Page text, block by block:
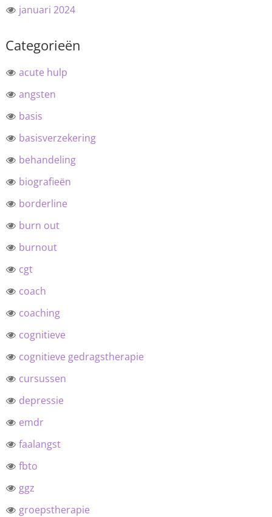
januari 2024
Categorieën
acute hulp
angsten
basis
basisverzekering
behandeling
biografieën
borderline
burn out
burnout
cgt
coach
coaching
cognitieve
cognitieve gedragstherapie
cursussen
depressie
emdr
faalangst
fbto
ggz
groepstherapie